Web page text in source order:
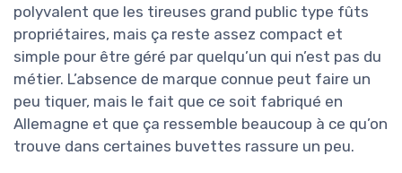
polyvalent que les tireuses grand public type fûts
propriétaires, mais ça reste assez compact et
simple pour être géré par quelqu’un qui n’est pas du
métier. L’absence de marque connue peut faire un
peu tiquer, mais le fait que ce soit fabriqué en
Allemagne et que ça ressemble beaucoup à ce qu’on
trouve dans certaines buvettes rassure un peu.